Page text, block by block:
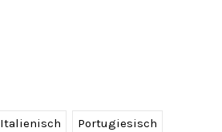
Italienisch Portugiesisch